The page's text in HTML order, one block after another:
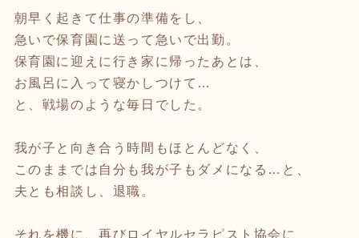
朝早く起きて仕事の準備をし、
急いで保育園に送って急いで出勤。
保育園に迎えに行き家に帰ったあとは、
お風呂に入って寝かしつけて…
と、戦場のような毎日でした。
我が子と向き合う時間もほとんどなく、
このままでは自分も我が子もダメになる…と、
夫とも相談し、退職。
それを機に、再びロイヤルセラピスト協会に